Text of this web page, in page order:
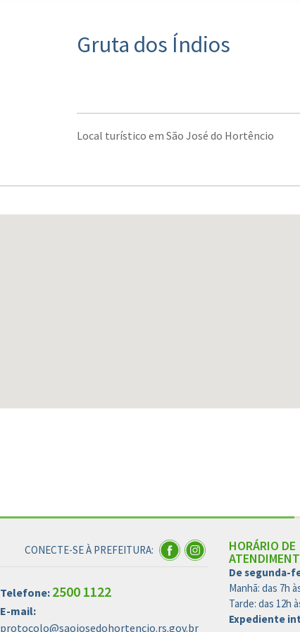
Gruta dos Índios
Local turístico em São José do Hortêncio
CONECTE-SE À PREFEITURA:
Telefone: 2500 1122
E-mail:
protocolo@saojosedohortencio.rs.gov.br
HORÁRIO DE
De segunda-
Manhã: das 7h
Tarde: das 12h
Expediente